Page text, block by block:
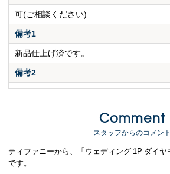
可(ご相談ください)
備考1
新品仕上げ済です。
備考2
Comment
スタッフからのコメント
ティファニーから、「ウェディング 1P ダイ
です。